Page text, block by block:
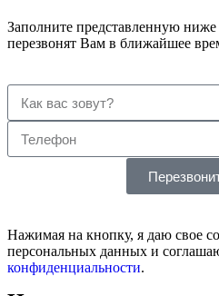
Заполните представленную
перезвонят Вам в ближайшее
Нажимая на кнопку, я даю свое
персональных данных и
конфиденциальности.